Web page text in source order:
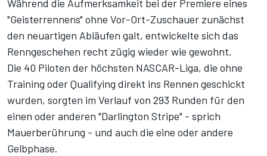
Während die Aufmerksamkeit bei der Premiere eines
"Geisterrennens" ohne Vor-Ort-Zuschauer zunächst
den neuartigen Abläufen galt, entwickelte sich das
Renngeschehen recht zügig wieder wie gewohnt.
Die 40 Piloten der höchsten NASCAR-Liga, die ohne
Training oder Qualifying direkt ins Rennen geschickt
wurden, sorgten im Verlauf von 293 Runden für den
einen oder anderen "Darlington Stripe" - sprich
Mauerberührung - und auch die eine oder andere
Gelbphase.